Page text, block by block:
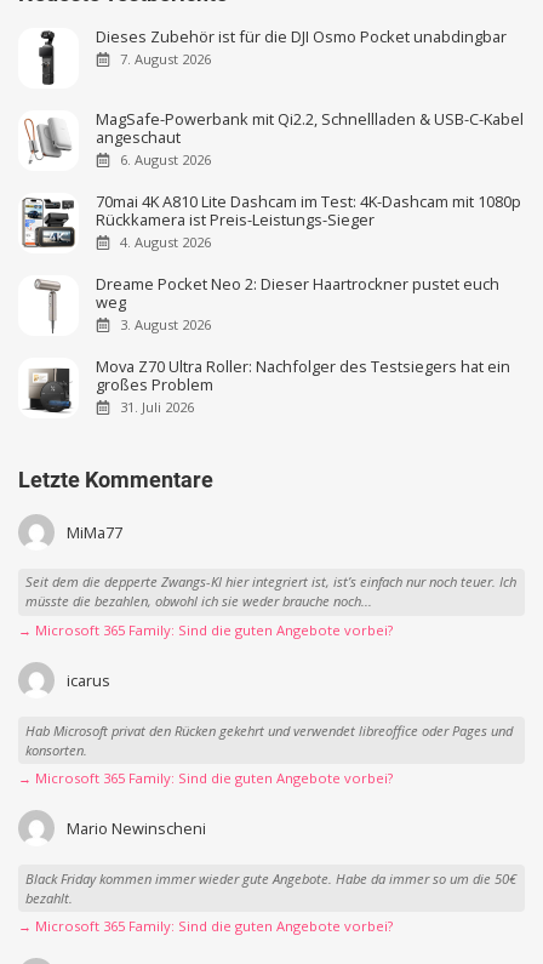
Dieses Zubehör ist für die DJI Osmo Pocket unabdingbar
7. August 2026
MagSafe-Powerbank mit Qi2.2, Schnellladen & USB-C-Kabel
angeschaut
6. August 2026
70mai 4K A810 Lite Dashcam im Test: 4K-Dashcam mit 1080p
Rückkamera ist Preis-Leistungs-Sieger
4. August 2026
Dreame Pocket Neo 2: Dieser Haartrockner pustet euch
weg
3. August 2026
Mova Z70 Ultra Roller: Nachfolger des Testsiegers hat ein
großes Problem
31. Juli 2026
Letzte Kommentare
MiMa77
Seit dem die depperte Zwangs-KI hier integriert ist, ist’s einfach nur noch teuer. Ich
müsste die bezahlen, obwohl ich sie weder brauche noch...
→ Microsoft 365 Family: Sind die guten Angebote vorbei?
icarus
Hab Microsoft privat den Rücken gekehrt und verwendet libreoffice oder Pages und
konsorten.
→ Microsoft 365 Family: Sind die guten Angebote vorbei?
Mario Newinscheni
Black Friday kommen immer wieder gute Angebote. Habe da immer so um die 50€
bezahlt.
→ Microsoft 365 Family: Sind die guten Angebote vorbei?